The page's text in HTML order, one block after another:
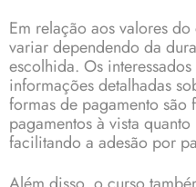
Em relação aos valores
variar dependendo da
escolhida. Os
informações detalhadas
formas de pagamento são
pagamentos à vista
facilitando a adesão por